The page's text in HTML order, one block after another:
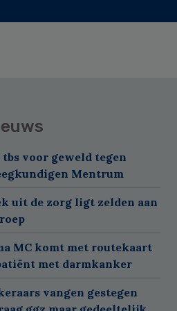
tbs voor geweld tegen
Mentrum
uit de zorg ligt zelden aan
MC komt met routekaart
met darmkanker
vangen gestegen